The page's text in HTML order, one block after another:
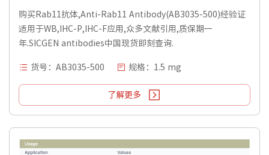
购买Rab11抗体,Anti-Rab11 Antibody(AB3035-500)经验证
适用于WB,IHC-P,IHC-F应用,众多文献引用,质保期一
年.SICGEN antibodies中国现货即刻查询.
货号：AB3035-500 规格：1.5 mg
了解更多